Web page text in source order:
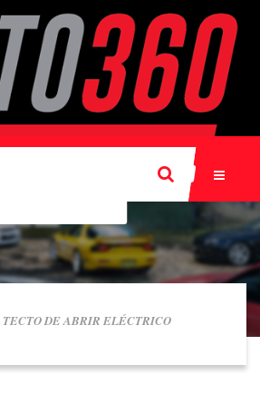
TECTO DE ABRIR ELÉCTRICO